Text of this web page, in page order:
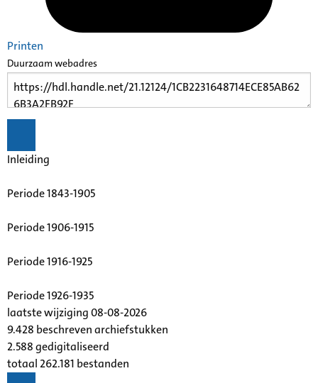
Printen
Duurzaam webadres
Inleiding
Periode 1843-1905
Periode 1906-1915
Periode 1916-1925
Periode 1926-1935
laatste wijziging 08-08-2026
9.428 beschreven archiefstukken
2.588 gedigitaliseerd
totaal 262.181 bestanden